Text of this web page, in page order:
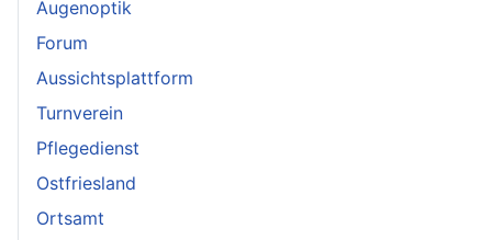
Augenoptik
Forum
Aussichtsplattform
Turnverein
Pflegedienst
Ostfriesland
Ortsamt